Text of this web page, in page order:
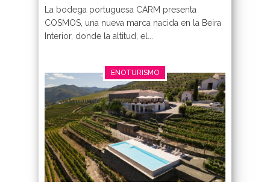
La bodega portuguesa CARM presenta
COSMOS, una nueva marca nacida en la Beira
Interior, donde la altitud, el...
ENOTURISMO